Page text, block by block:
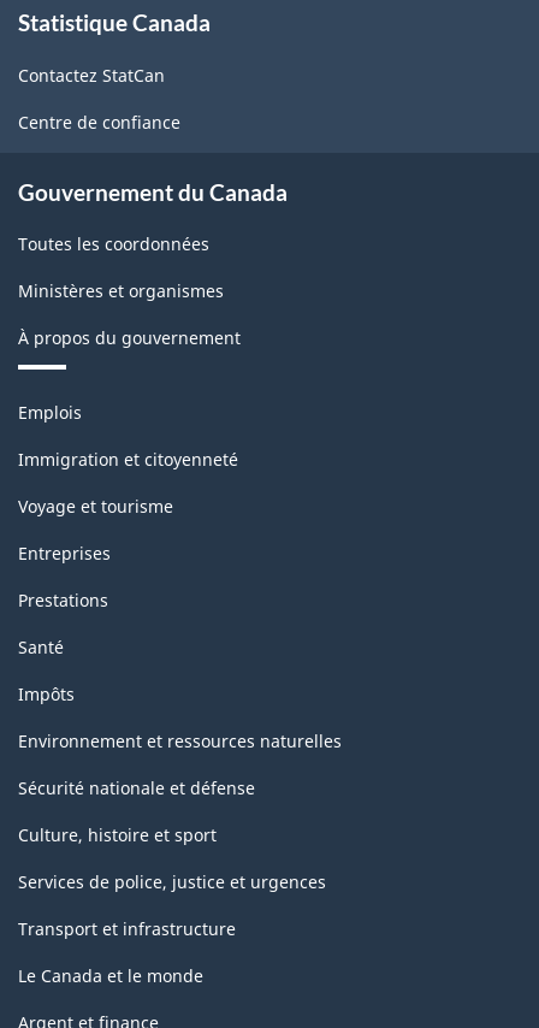
des
propos
ce
site
Statistique Canada
Contactez StatCan
Centre de confiance
Gouvernement du Canada
Toutes les coordonnées
Ministères et organismes
À propos du gouvernement
Thèmes
sujets
Emplois
Immigration et citoyenneté
Voyage et tourisme
Entreprises
Prestations
Santé
Impôts
Environnement et ressources naturelles
Sécurité nationale et défense
Culture, histoire et sport
Services de police, justice et urgences
Transport et infrastructure
Le Canada et le monde
Argent et finance